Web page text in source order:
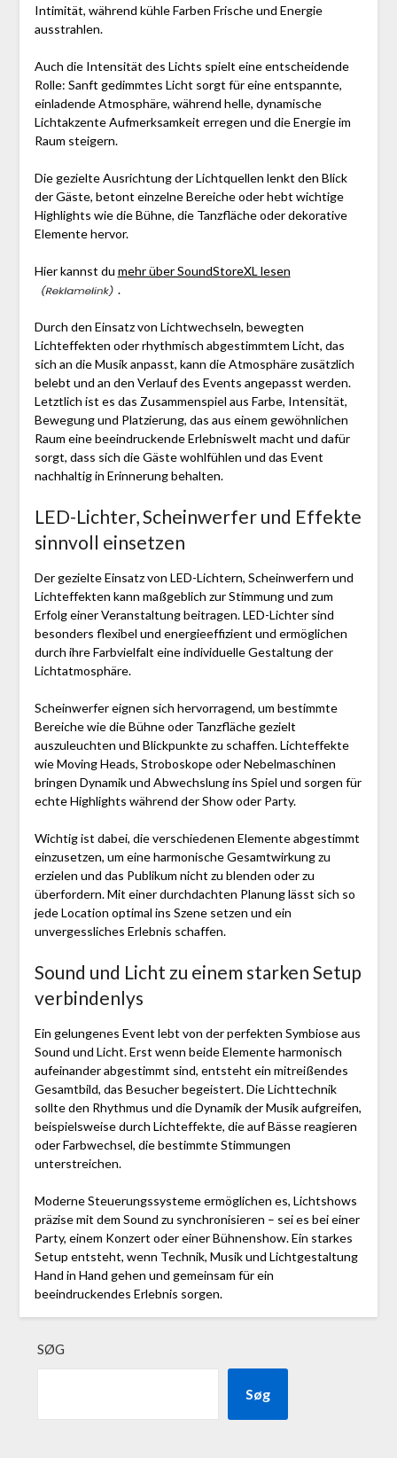
Intimität, während kühle Farben Frische und Energie
ausstrahlen.
Auch die Intensität des Lichts spielt eine entscheidende
Rolle: Sanft gedimmtes Licht sorgt für eine entspannte,
einladende Atmosphäre, während helle, dynamische
Lichtakzente Aufmerksamkeit erregen und die Energie im
Raum steigern.
Die gezielte Ausrichtung der Lichtquellen lenkt den Blick
der Gäste, betont einzelne Bereiche oder hebt wichtige
Highlights wie die Bühne, die Tanzfläche oder dekorative
Elemente hervor.
Hier kannst du mehr über SoundStoreXL lesen
.
Durch den Einsatz von Lichtwechseln, bewegten
Lichteffekten oder rhythmisch abgestimmtem Licht, das
sich an die Musik anpasst, kann die Atmosphäre zusätzlich
belebt und an den Verlauf des Events angepasst werden.
Letztlich ist es das Zusammenspiel aus Farbe, Intensität,
Bewegung und Platzierung, das aus einem gewöhnlichen
Raum eine beeindruckende Erlebniswelt macht und dafür
sorgt, dass sich die Gäste wohlfühlen und das Event
nachhaltig in Erinnerung behalten.
LED-Lichter, Scheinwerfer und Effekte
sinnvoll einsetzen
Der gezielte Einsatz von LED-Lichtern, Scheinwerfern und
Lichteffekten kann maßgeblich zur Stimmung und zum
Erfolg einer Veranstaltung beitragen. LED-Lichter sind
besonders flexibel und energieeffizient und ermöglichen
durch ihre Farbvielfalt eine individuelle Gestaltung der
Lichtatmosphäre.
Scheinwerfer eignen sich hervorragend, um bestimmte
Bereiche wie die Bühne oder Tanzfläche gezielt
auszuleuchten und Blickpunkte zu schaffen. Lichteffekte
wie Moving Heads, Stroboskope oder Nebelmaschinen
bringen Dynamik und Abwechslung ins Spiel und sorgen für
echte Highlights während der Show oder Party.
Wichtig ist dabei, die verschiedenen Elemente abgestimmt
einzusetzen, um eine harmonische Gesamtwirkung zu
erzielen und das Publikum nicht zu blenden oder zu
überfordern. Mit einer durchdachten Planung lässt sich so
jede Location optimal ins Szene setzen und ein
unvergessliches Erlebnis schaffen.
Sound und Licht zu einem starken Setup
verbindenlys
Ein gelungenes Event lebt von der perfekten Symbiose aus
Sound und Licht. Erst wenn beide Elemente harmonisch
aufeinander abgestimmt sind, entsteht ein mitreißendes
Gesamtbild, das Besucher begeistert. Die Lichttechnik
sollte den Rhythmus und die Dynamik der Musik aufgreifen,
beispielsweise durch Lichteffekte, die auf Bässe reagieren
oder Farbwechsel, die bestimmte Stimmungen
unterstreichen.
Moderne Steuerungssysteme ermöglichen es, Lichtshows
präzise mit dem Sound zu synchronisieren – sei es bei einer
Party, einem Konzert oder einer Bühnenshow. Ein starkes
Setup entsteht, wenn Technik, Musik und Lichtgestaltung
Hand in Hand gehen und gemeinsam für ein
beeindruckendes Erlebnis sorgen.
SØG
Søg